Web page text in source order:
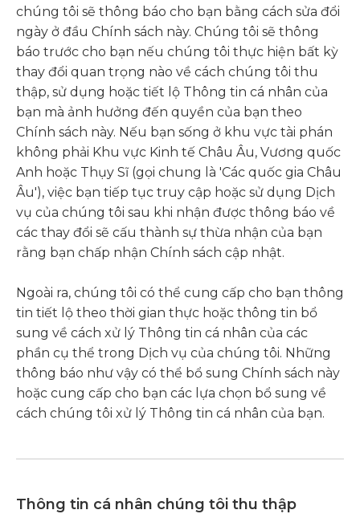
chúng tôi sẽ thông báo cho bạn bằng cách sửa đổi
ngày ở đầu Chính sách này. Chúng tôi sẽ thông
báo trước cho bạn nếu chúng tôi thực hiện bất kỳ
thay đổi quan trọng nào về cách chúng tôi thu
thập, sử dụng hoặc tiết lộ Thông tin cá nhân của
bạn mà ảnh hưởng đến quyền của bạn theo
Chính sách này. Nếu bạn sống ở khu vực tài phán
không phải Khu vực Kinh tế Châu Âu, Vương quốc
Anh hoặc Thụy Sĩ (gọi chung là 'Các quốc gia Châu
Âu'), việc bạn tiếp tục truy cập hoặc sử dụng Dịch
vụ của chúng tôi sau khi nhận được thông báo về
các thay đổi sẽ cấu thành sự thừa nhận của bạn
rằng bạn chấp nhận Chính sách cập nhật.
Ngoài ra, chúng tôi có thể cung cấp cho bạn thông
tin tiết lộ theo thời gian thực hoặc thông tin bổ
sung về cách xử lý Thông tin cá nhân của các
phần cụ thể trong Dịch vụ của chúng tôi. Những
thông báo như vậy có thể bổ sung Chính sách này
hoặc cung cấp cho bạn các lựa chọn bổ sung về
cách chúng tôi xử lý Thông tin cá nhân của bạn.
Thông tin cá nhân chúng tôi thu thập